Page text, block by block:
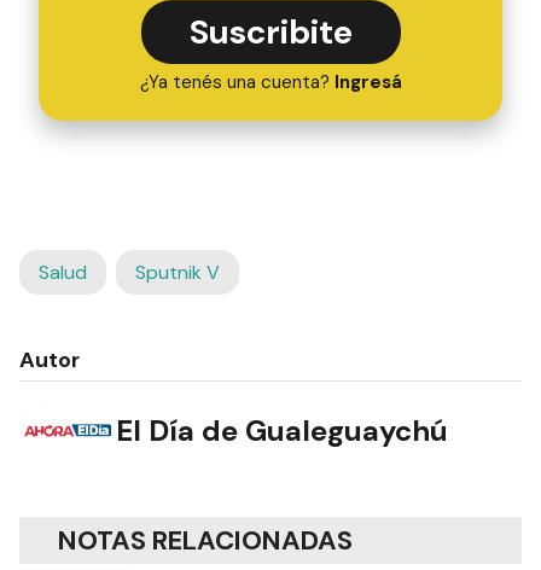
Suscribite
¿Ya tenés una cuenta? Ingresá
Salud Sputnik V
Autor
El Día de Gualeguaychú
NOTAS RELACIONADAS